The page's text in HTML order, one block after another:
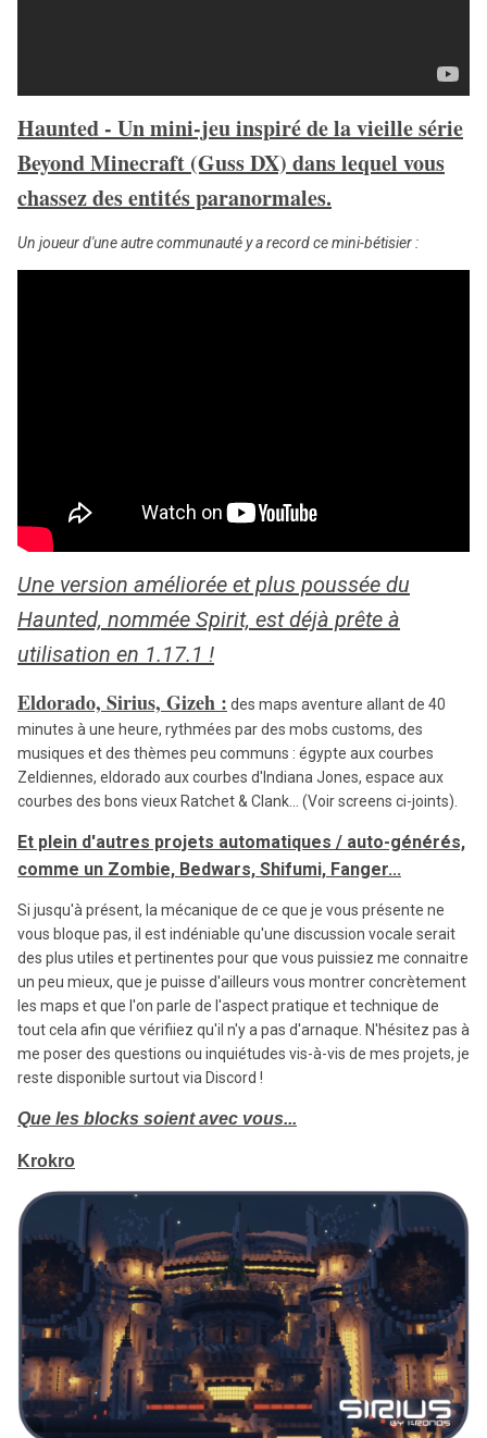
Haunted - Un mini-jeu inspiré de la vieille série
Beyond Minecraft (Guss DX) dans lequel vous
chassez des entités paranormales.
Un joueur d'une autre communauté y a record ce mini-bétisier:
Une version améliorée et plus poussée du
Haunted, nommée Spirit, est déjà prête à
utilisation en 1.17.1 !
Eldorado, Sirius, Gizeh : des maps aventure allant de 40
minutes à une heure, rythmées par des mobs customs, des
musiques et des thèmes peu communs : égypte aux courbes
Zeldiennes, eldorado aux courbes d'Indiana Jones, espace aux
courbes des bons vieux Ratchet & Clank... (Voir screens ci-joints).
Et plein d'autres projets automatiques / auto-générés,
comme un Zombie, Bedwars, Shifumi, Fanger...
Si jusqu'à présent, la mécanique de ce que je vous présente ne
vous bloque pas, il est indéniable qu'une discussion vocale serait
des plus utiles et pertinentes pour que vous puissiez me connaitre
un peu mieux, que je puisse d'ailleurs vous montrer concrètement
les maps et que l'on parle de l'aspect pratique et technique de
tout cela afin que vérifiiez qu'il n'y a pas d'arnaque. N'hésitez pas à
me poser des questions ou inquiétudes vis-à-vis de mes projets, je
reste disponible surtout via Discord !
Que les blocks soient avec vous...
Krokro